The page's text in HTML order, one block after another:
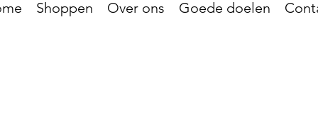
Shoppen Over ons Goede doelen